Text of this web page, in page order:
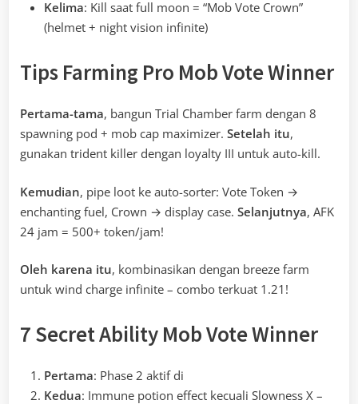
Kelima: Kill saat full moon = “Mob Vote Crown”
(helmet + night vision infinite)
Tips Farming Pro Mob Vote Winner
Pertama-tama, bangun Trial Chamber farm dengan 8
spawning pod + mob cap maximizer. Setelah itu,
gunakan trident killer dengan loyalty III untuk auto-kill.
Kemudian, pipe loot ke auto-sorter: Vote Token →
enchanting fuel, Crown → display case. Selanjutnya, AFK
24 jam = 500+ token/jam!
Oleh karena itu, kombinasikan dengan breeze farm
untuk wind charge infinite – combo terkuat 1.21!
7 Secret Ability Mob Vote Winner
Pertama: Phase 2 aktif di
Kedua: Immune potion effect kecuali Slowness X –